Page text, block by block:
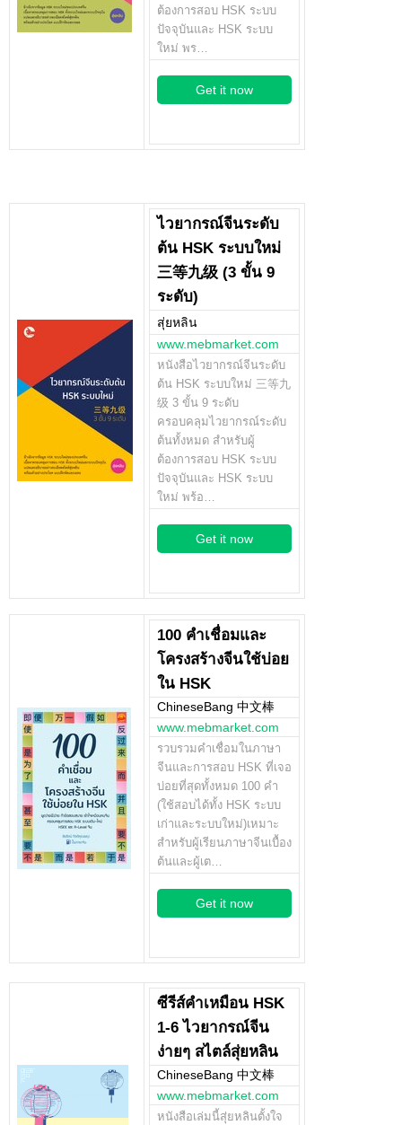
ต้องการสอบ HSK ระบบ
ปัจจุบันและ HSK ระบบ
ใหม่ พร…
Get it now
ไวยากรณ์จีนระดับ
ต้น HSK ระบบใหม่
三等九级 (3 ขั้น 9
ระดับ)
สุ่ยหลิน
www.mebmarket.com
หนังสือไวยากรณ์จีนระดับ
ต้น HSK ระบบใหม่ 三等九
级 3 ขั้น 9 ระดับ
ครอบคลุมไวยากรณ์ระดับ
ต้นทั้งหมด สำหรับผู้
ต้องการสอบ HSK ระบบ
ปัจจุบันและ HSK ระบบ
ใหม่ พร้อ…
Get it now
100 คำเชื่อมและ
โครงสร้างจีนใช้บ่อย
ใน HSK
ChineseBang 中文棒
www.mebmarket.com
รวบรวมคำเชื่อมในภาษา
จีนและการสอบ HSK ที่เจอ
บ่อยที่สุดทั้งหมด 100 คำ
(ใช้สอบได้ทั้ง HSK ระบบ
เก่าและระบบใหม่)เหมาะ
สำหรับผู้เรียนภาษาจีนเบื้อง
ต้นและผู้เต…
Get it now
ซีรีส์คำเหมือน HSK
1-6 ไวยากรณ์จีน
ง่ายๆ สไตล์สุ่ยหลิน
ChineseBang 中文棒
www.mebmarket.com
หนังสือเล่มนี้สุ่ยหลินตั้งใจ